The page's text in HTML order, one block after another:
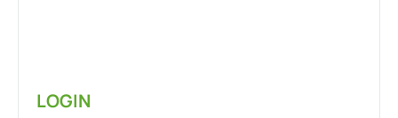
LOGIN